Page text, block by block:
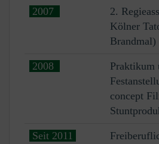
2007
2.
Kölner
Brandmal)
2008
Praktikum
concept
Seit 2011